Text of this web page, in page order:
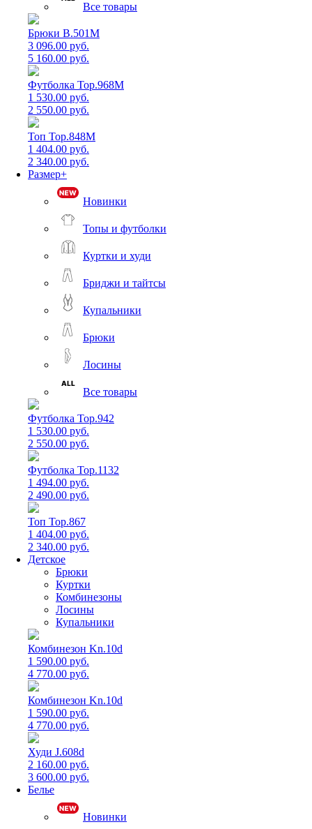
Все товары
Брюки B.501M
3 096.00 руб.
5 160.00 руб.
Футболка Top.968M
1 530.00 руб.
2 550.00 руб.
Топ Top.848M
1 404.00 руб.
2 340.00 руб.
Размер+
Новинки
Топы и футболки
Куртки и худи
Бриджи и тайтсы
Купальники
Брюки
Лосины
Все товары
Футболка Top.942
1 530.00 руб.
2 550.00 руб.
Футболка Top.1132
1 494.00 руб.
2 490.00 руб.
Топ Top.867
1 404.00 руб.
2 340.00 руб.
Детское
Брюки
Куртки
Комбинезоны
Лосины
Купальники
Комбинезон Kn.10d
1 590.00 руб.
4 770.00 руб.
Комбинезон Kn.10d
1 590.00 руб.
4 770.00 руб.
Худи J.608d
2 160.00 руб.
3 600.00 руб.
Белье
Новинки